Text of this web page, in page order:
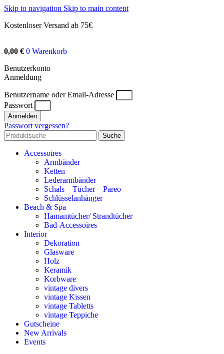
Skip to navigation Skip to main content
Kostenloser Versand ab 75€
0,00 € 0 Warenkorb
Benutzerkonto
Anmeldung
Benutzername oder Email-Adresse
Passwort
Anmelden
Passwort vergessen?
Suche
Accessoires
Armbänder
Ketten
Lederarmbänder
Schals – Tücher – Pareo
Schlüsselanhänger
Beach & Spa
Hamamtücher/ Strandtücher
Bad-Accessoires
Interior
Dekoration
Glasware
Holz
Keramik
Korbware
vintage divers
vintage Kissen
vintage Tabletts
vintage Teppiche
Gutscheine
New Arrivals
Events